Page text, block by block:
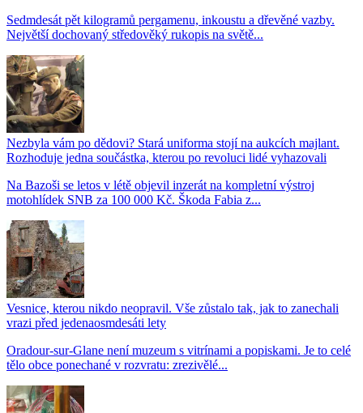
Sedmdesát pět kilogramů pergamenu, inkoustu a dřevěné vazby.
Největší dochovaný středověký rukopis na světě...
Nezbyla vám po dědovi? Stará uniforma stojí na aukcích majlant.
Rozhoduje jedna součástka, kterou po revoluci lidé vyhazovali
Na Bazoši se letos v létě objevil inzerát na kompletní výstroj
motohlídek SNB za 100 000 Kč. Škoda Fabia z...
Vesnice, kterou nikdo neopravil. Vše zůstalo tak, jak to zanechali
vrazi před jedenaosmdesáti lety
Oradour-sur-Glane není muzeum s vitrínami a popiskami. Je to celé
tělo obce ponechané v rozvratu: zrezivělé...